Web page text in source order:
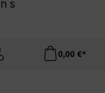
0,00 €*